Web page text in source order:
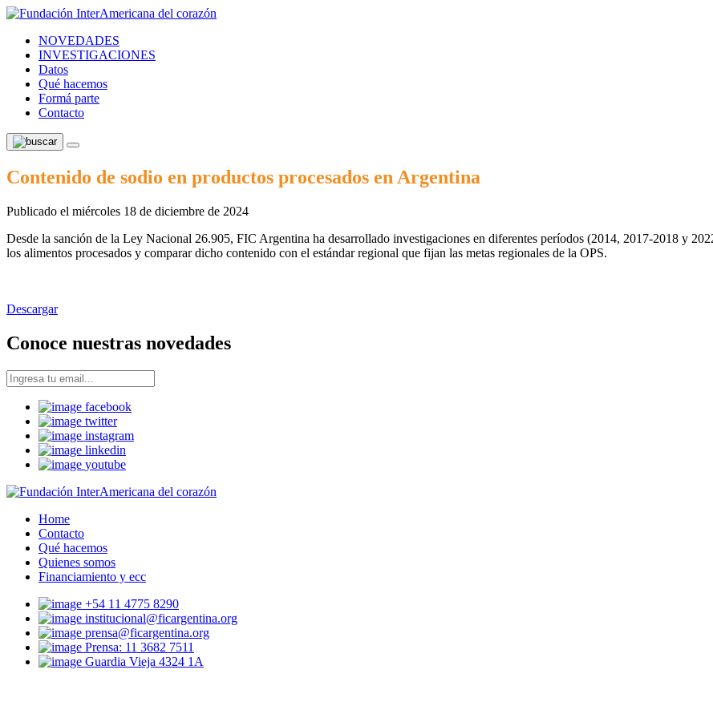
NOVEDADES
INVESTIGACIONES
Datos
Qué hacemos
Formá parte
Contacto
Contenido de sodio en productos procesados en Argentina
Publicado el miércoles 18 de diciembre de 2024
Desde la sanción de la Ley Nacional 26.905, FIC Argentina ha desarrollado investigaciones en diferentes períodos (2014, 2017-2018 y
los alimentos procesados y comparar dicho contenido con el estándar regional que fijan las metas regionales de la OPS.
Descargar
Conoce nuestras novedades
facebook
twitter
instagram
linkedin
youtube
Home
Contacto
Qué hacemos
Quienes somos
Financiamiento y ecc
+54 11 4775 8290
institucional@ficargentina.org
prensa@ficargentina.org
Prensa: 11 3682 7511
Guardia Vieja 4324 1A